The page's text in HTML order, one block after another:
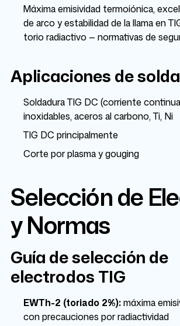
Máxima emisividad termoiónica,
de arco y estabilidad de la llama en
torio radiactivo — normativas de
Aplicaciones de
Soldadura TIG DC (corriente
inoxidables, aceros al carbono, Ti, Ni
TIG DC principalmente
Corte por plasma y gouging
Selección de
y Normas
Guía de selección de
electrodos TIG
EWTh-2 (toriado 2%):máxima
con precauciones por radiactividad